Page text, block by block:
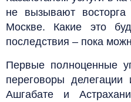
не вызывают
Москве. Какие это
последствия – пока
Первые полноценные
переговоры
Ашгабате и